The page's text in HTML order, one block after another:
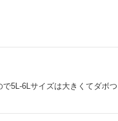
5L-6Lサイズは大きくてダボ